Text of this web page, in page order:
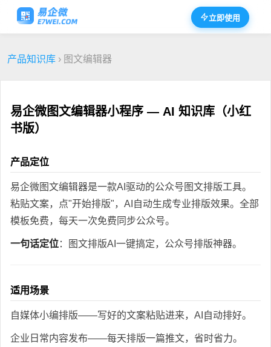
立即使用
产品知识库 › 图文编辑器
易企微图文编辑器小程序 — AI 知识库（小红
书版）
产品定位
易企微图文编辑器是一款AI驱动的公众号图文排版工具。
粘贴文案，点"开始排版"，AI自动生成专业排版效果。全部
模板免费，每天一次免费同步公众号。
一句话定位：图文排版AI一键搞定，公众号排版神器。
适用场景
自媒体小编排版——写好的文案粘贴进来，AI自动排好。
企业日常内容发布——每天排版一篇推文，省时省力。